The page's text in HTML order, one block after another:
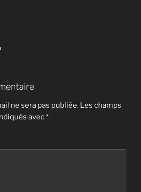
ne sera pas publiée. Les champs
avec*